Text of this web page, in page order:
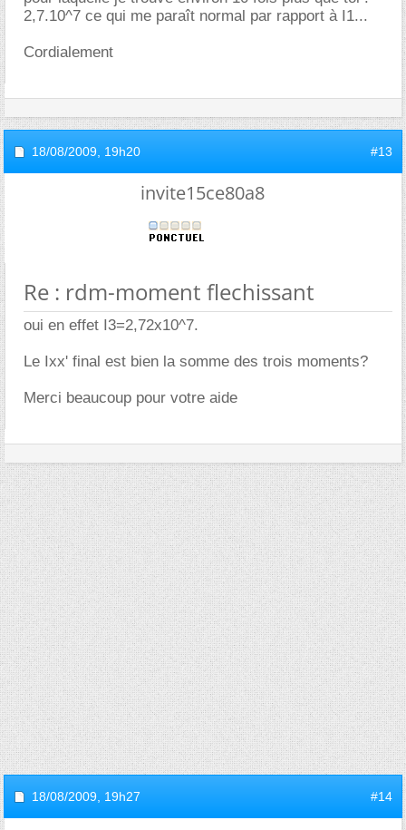
2,7.10^7 ce qui me paraît normal par rapport à I1...
Cordialement
18/08/2009, 19h20 #13
invite15ce80a8
Re : rdm-moment flechissant
oui en effet I3=2,72x10^7.
Le Ixx' final est bien la somme des trois moments?
Merci beaucoup pour votre aide
18/08/2009, 19h27 #14